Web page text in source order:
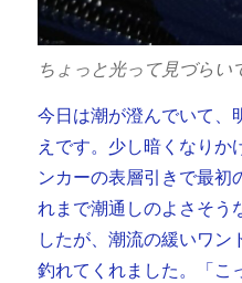
ちょっと光って見づらい
今日は潮が澄んでいて、
えです。少し暗くなりか
ンカーの表層引きで最
れまで潮通しのよさそう
したが、潮流の緩いワン
釣れてくれました。「こ